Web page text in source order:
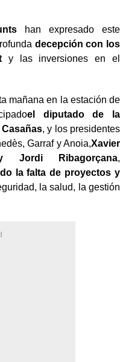
han expresado este
decepción con los
y las inversiones en el
mañana en la estación de
el diputado de la
, y los presidentes
Garraf y Anoia,Xavier
Jordi Ribagorçana,
la falta de proyectos y
la salud, la gestión